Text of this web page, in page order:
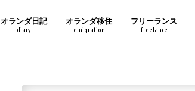
オランダ日記
diary
オランダ移住
emigration
フリーランス
freelance